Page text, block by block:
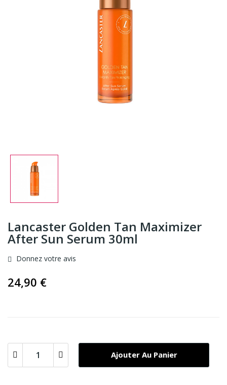
Lancaster Golden Tan Maximizer
After Sun Serum 30ml
Donnez votre avis
24,90 €
Ajouter Au Panier